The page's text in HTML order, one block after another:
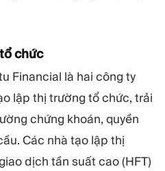
chức
Financial là hai công ty
lập thị trường tổ chức, trải
chứng khoán, quyền
Các nhà tạo lập thị
dịch tần suất cao (HFT)